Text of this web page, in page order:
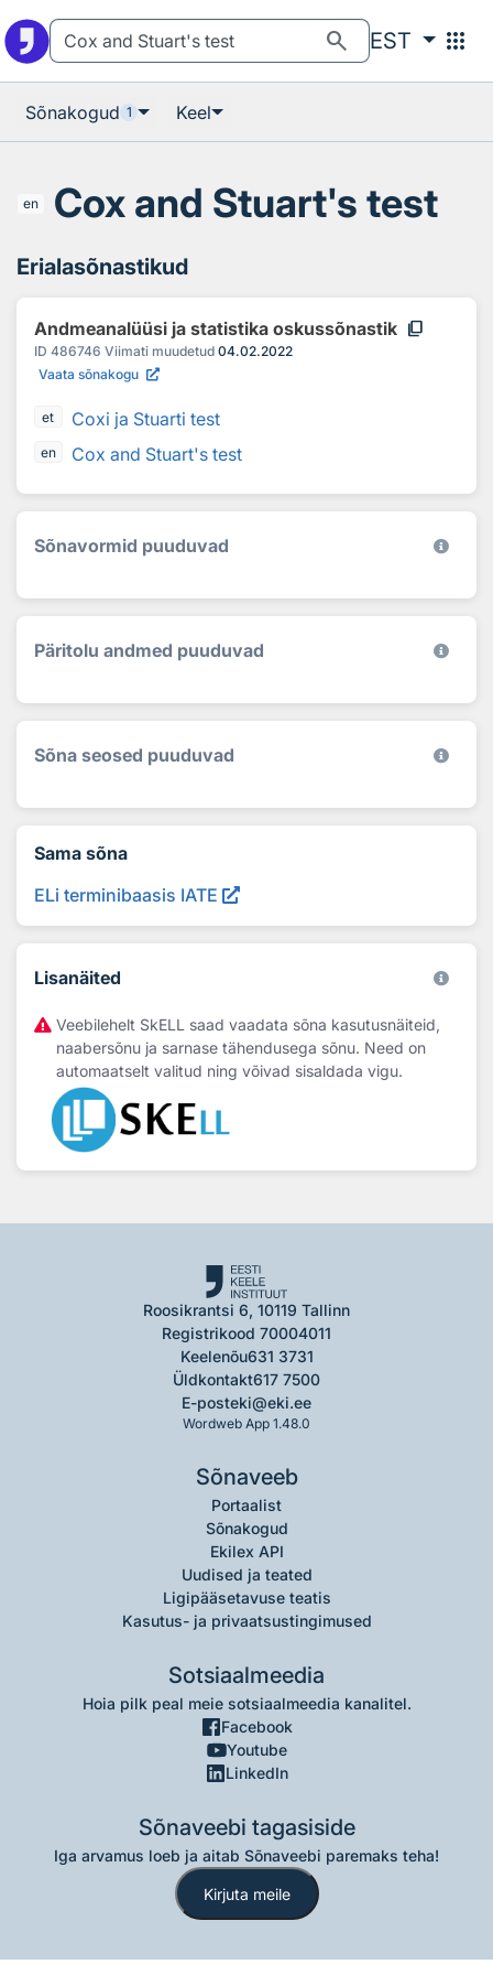
search EST apps
Sõnakogud 1 Keel
en Cox and Stuart's test
Erialasõnastikud
Andmeanalüüsi ja statistika oskussõnastik content_copy
ID 486746 Viimati muudetud 04.02.2022
Vaata sõnakogu
et Coxi ja Stuarti test
en Cox and Stuart's test
Sõnavormid puuduvad
Päritolu andmed puuduvad
Sõna seosed puuduvad
Sama sõna
ELi terminibaasis IATE
Lisanäited
Veebilehelt SkELL saad vaadata sõna kasutusnäiteid,
naabersõnu ja sarnase tähendusega sõnu. Need on
automaatselt valitud ning võivad sisaldada vigu.
Roosikrantsi 6, 10119 Tallinn
Registrikood 70004011
Keelenõu631 3731
Üldkontakt617 7500
E-posteki@eki.ee
Wordweb App 1.48.0
Sõnaveeb
Portaalist
Sõnakogud
Ekilex API
Uudised ja teated
Ligipääsetavuse teatis
Kasutus- ja privaatsustingimused
Sotsiaalmeedia
Hoia pilk peal meie sotsiaalmeedia kanalitel.
Facebook
Youtube
LinkedIn
Sõnaveebi tagasiside
Iga arvamus loeb ja aitab Sõnaveebi paremaks teha!
Kirjuta meile